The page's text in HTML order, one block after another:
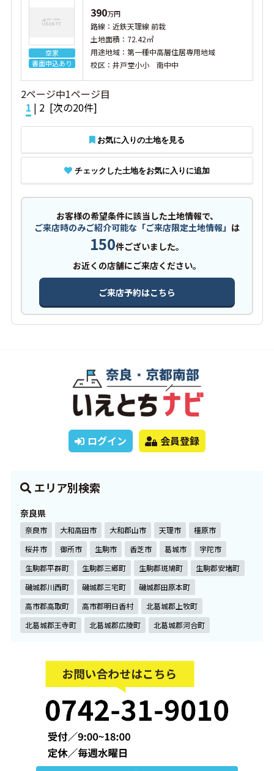
空家
書面申込あり
390万円
路線：近鉄天理線 前栽
土地面積：72.42㎡
用途地域：第一種中高層住居専用地域
校区：井戸堂小小 南中中
2ページ中1ページ目
1 | 2 [次の20件]
お気に入りの土地を見る
チェックした土地をお気に入りに追加
お客様の希望条件に該当した土地情報で、
ご来店時のみご紹介可能な「ご来店限定土地情報」 は
150件ございました。
お近くの店舗にご来店ください。
ご来店予約はこちら
ログイン 会員登録
エリア別検索
奈良県
奈良市 大和高田市 大和郡山市 天理市
橿原市
桜井市
御所市 生駒市 香芝市 葛城市
宇陀市
生駒郡平群町
生駒郡三郷町 生駒郡斑鳩町
生駒郡安堵町
磯城郡川西町
磯城郡三宅町
磯城郡田原本町
高市郡高取町
高市郡明日香村
北葛城郡上牧町
北葛城郡王寺町
北葛城郡広陵町 北葛城郡河合町